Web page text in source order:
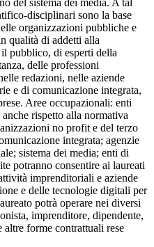
disciplinari sono la base
organizzazioni pubbliche e
qualità di addetti alla
pubblico, di esperti della
delle professioni
redazioni, nelle aziende
e di comunicazione integrata,
Aree occupazionali: enti
rispetto alla normativa
no profit e del terzo
integrata; agenzie
sistema dei media; enti di
potranno consentire ai laureati
imprenditoriali e aziende
e delle tecnologie digitali per
potrà operare nei diversi
imprenditore, dipendente,
forme contrattuali rese